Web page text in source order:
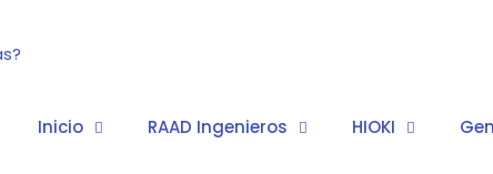
Inicio RAAD Ingenieros HIOKI